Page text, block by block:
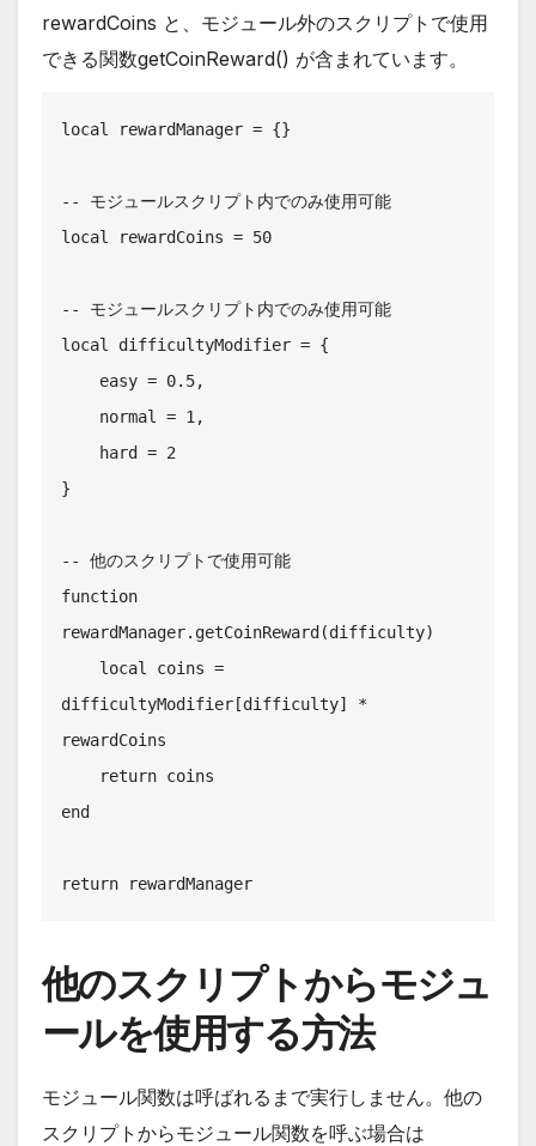
rewardCoins と、モジュール外のスクリプトで使用
できる関数getCoinReward() が含まれています。
local rewardManager = {}
-- モジュールスクリプト内でのみ使用可能
local rewardCoins = 50
-- モジュールスクリプト内でのみ使用可能
local difficultyModifier = {
}
-- 他のスクリプトで使用可能
function
rewardManager.getCoinReward(difficulty)
difficultyModifier[difficulty] *
rewardCoins
end
return rewardManager
他のスクリプトからモジュ
ールを使用する方法
モジュール関数は呼ばれるまで実行しません。他の
スクリプトからモジュール関数を呼ぶ場合は